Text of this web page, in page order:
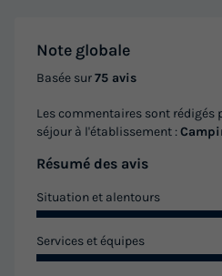
Meilleur prix pour 7 nuits
Prix
Voir les
Note globale
Basée sur75 avis
Les commentaires sont rédigés
séjour à l'établissement :
Résumé des avis
Situation et alentours
Services et équipes